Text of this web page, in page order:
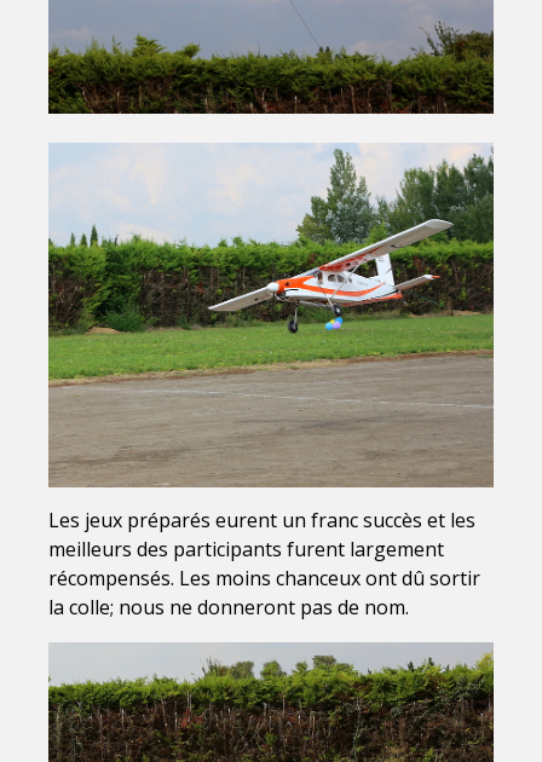
Les jeux préparés eurent un franc succès et les
meilleurs des participants furent largement
récompensés. Les moins chanceux ont dû sortir
la colle; nous ne donneront pas de nom.